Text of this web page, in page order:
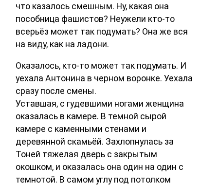
что казалось смешным. Ну, какая она
пособница фашистов? Неужели кто-то
всерьёз может так подумать? Она же вся
на виду, как на ладони.
Оказалось, кто-то может так подумать. И
уехала Антонина в черном воронке. Уехала
сразу после смены.
Уставшая, с гудевшими ногами женщина
оказалась в камере. В темной сырой
камере с каменными стенами и
деревянной скамьёй. Захлопнулась за
Тоней тяжелая дверь с закрытым
окошком, и оказалась она один на один с
темнотой. В самом углу под потолком